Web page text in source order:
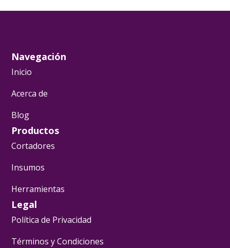
Navegación
Inicio
Acerca de
Blog
Productos
Cortadores
Insumos
Herramientas
Legal
Política de Privacidad
Términos y Condiciones